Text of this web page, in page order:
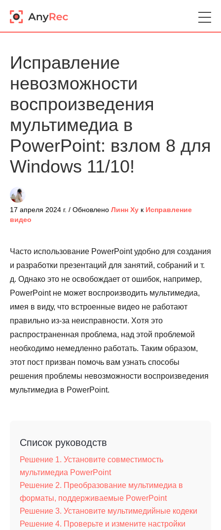
Исправление
невозможности
воспроизведения
мультимедиа в
PowerPoint: взлом 8 для
Windows 11/10!
17 апреля 2024 г. / Обновлено Линн Ху к Исправление
видео
Часто использование PowerPoint удобно для создания
и разработки презентаций для занятий, собраний и т.
д. Однако это не освобождает от ошибок, например,
PowerPoint не может воспроизводить мультимедиа,
имея в виду, что встроенные видео не работают
правильно из-за неисправности. Хотя это
распространенная проблема, над этой проблемой
необходимо немедленно работать. Таким образом,
этот пост призван помочь вам узнать способы
решения проблемы невозможности воспроизведения
мультимедиа в PowerPoint.
Список руководств
Решение 1. Установите совместимость
мультимедиа PowerPoint
Решение 2. Преобразование мультимедиа в
форматы, поддерживаемые PowerPoint
Решение 3. Установите мультимедийные кодеки
Решение 4. Проверьте и измените настройки